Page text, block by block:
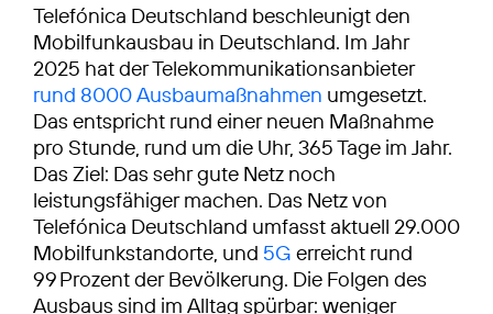
Telefónica Deutschland beschleunigt den
Mobilfunkausbau in Deutschland. Im Jahr
2025 hat der Telekommunikationsanbieter
rund 8000 Ausbaumaßnahmen umgesetzt.
Das entspricht rund einer neuen Maßnahme
pro Stunde, rund um die Uhr, 365 Tage im Jahr.
Das Ziel: Das sehr gute Netz noch
leistungsfähiger machen. Das Netz von
Telefónica Deutschland umfasst aktuell 29.000
Mobilfunkstandorte, und 5G erreicht rund
99 Prozent der Bevölkerung. Die Folgen des
Ausbaus sind im Alltag spürbar: weniger